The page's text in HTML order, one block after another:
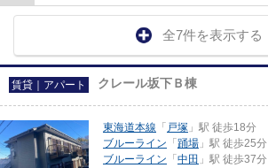
全7件を表示する
賃貸｜アパート クレール坂下Ｂ棟
東海道本線 「 戸塚 」駅 徒歩18分
ブルーライン 「 踊場 」駅 徒歩25分
ブルーライン 「 中田 」駅 徒歩37分